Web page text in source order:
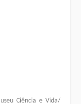
Ciência e Vida/